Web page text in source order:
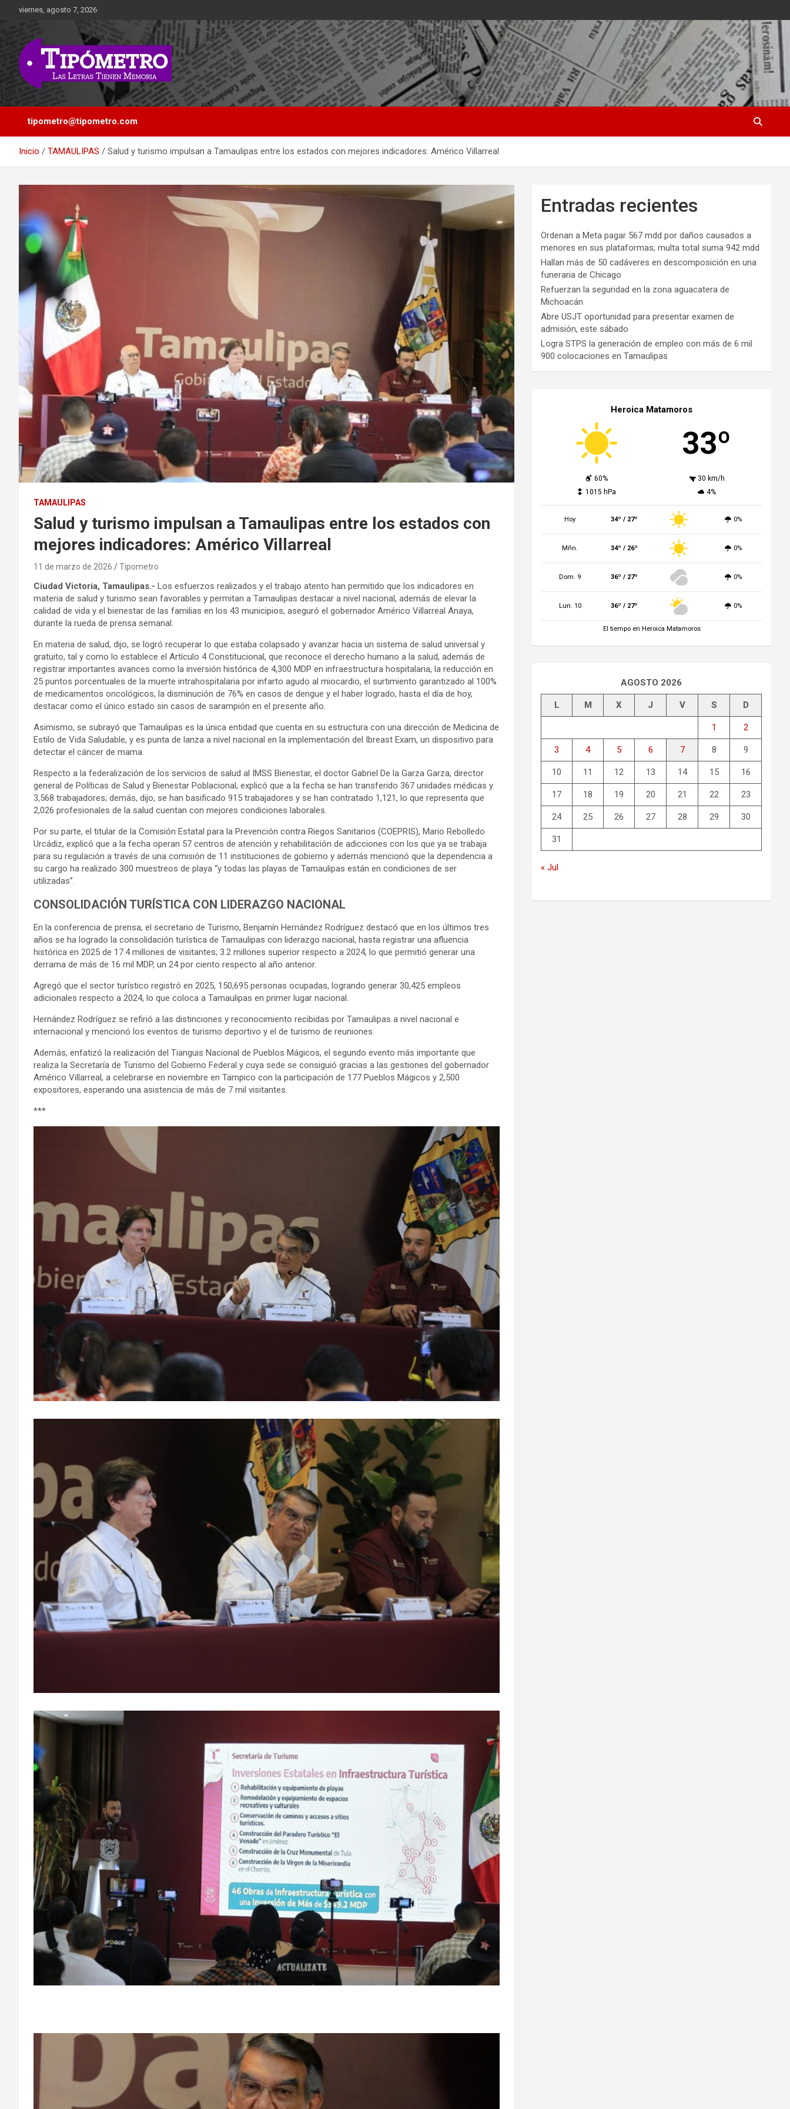
viernes, agosto 7, 2026
Tipometro
Las Letras Tienen Memoria
tipometro@tipometro.com
Inicio TAMAULIPAS Salud y turismo impulsan a Tamaulipas entre los estados con mejores indicadores: Américo Villarreal
TAMAULIPAS
Salud y turismo impulsan a Tamaulipas entre los estados con
mejores indicadores: Américo Villarreal
11 de marzo de 2026 Tipometro
Ciudad Victoria, Tamaulipas.- Los esfuerzos realizados y el trabajo atento han permitido que los indicadores en
materia de salud y turismo sean favorables y permitan a Tamaulipas destacar a nivel nacional, además de elevar la
calidad de vida y el bienestar de las familias en los 43 municipios, aseguró el gobernador Américo Villarreal Anaya,
durante la rueda de prensa semanal.
En materia de salud, dijo, se logró recuperar lo que estaba colapsado y avanzar hacia un sistema de salud universal y
gratuito, tal y como lo establece el Artículo 4 Constitucional, que reconoce el derecho humano a la salud, además de
registrar importantes avances como la inversión histórica de 4,300 MDP en infraestructura hospitalaria, la reducción en
25 puntos porcentuales de la muerte intrahospitalaria por infarto agudo al miocardio, el surtimiento garantizado al 100%
de medicamentos oncológicos, la disminución de 76% en casos de dengue y el haber logrado, hasta el día de hoy,
destacar como el único estado sin casos de sarampión en el presente año.
Asimismo, se subrayó que Tamaulipas es la única entidad que cuenta en su estructura con una dirección de Medicina de
Estilo de Vida Saludable, y es punta de lanza a nivel nacional en la implementación del Ibreast Exam, un dispositivo para
detectar el cáncer de mama.
Respecto a la federalización de los servicios de salud al IMSS Bienestar, el doctor Gabriel De la Garza Garza, director
general de Políticas de Salud y Bienestar Poblacional, explicó que a la fecha se han transferido 367 unidades médicas y
3,568 trabajadores; demás, dijo, se han basificado 915 trabajadores y se han contratado 1,121, lo que representa que
2,026 profesionales de la salud cuentan con mejores condiciones laborales.
Por su parte, el titular de la Comisión Estatal para la Prevención contra Riegos Sanitarios (COEPRIS), Mario Rebolledo
Urcádiz, explicó que a la fecha operan 57 centros de atención y rehabilitación de adicciones con los que ya se trabaja
para su regulación a través de una comisión de 11 instituciones de gobierno y además mencionó que la dependencia a
su cargo ha realizado 300 muestreos de playa “y todas las playas de Tamaulipas están en condiciones de ser
utilizadas”.
CONSOLIDACIÓN TURÍSTICA CON LIDERAZGO NACIONAL
En la conferencia de prensa, el secretario de Turismo, Benjamín Hernández Rodríguez destacó que en los últimos tres
años se ha logrado la consolidación turística de Tamaulipas con liderazgo nacional, hasta registrar una afluencia
histórica en 2025 de 17.4 millones de visitantes; 3.2 millones superior respecto a 2024, lo que permitió generar una
derrama de más de 16 mil MDP, un 24 por ciento respecto al año anterior.
Agregó que el sector turístico registró en 2025, 150,695 personas ocupadas, logrando generar 30,425 empleos
adicionales respecto a 2024, lo que coloca a Tamaulipas en primer lugar nacional.
Hernández Rodríguez se refirió a las distinciones y reconocimiento recibidas por Tamaulipas a nivel nacional e
internacional y mencionó los eventos de turismo deportivo y el de turismo de reuniones.
Además, enfatizó la realización del Tianguis Nacional de Pueblos Mágicos, el segundo evento más importante que
realiza la Secretaría de Turismo del Gobierno Federal y cuya sede se consiguió gracias a las gestiones del gobernador
Américo Villarreal, a celebrarse en noviembre en Tampico con la participación de 177 Pueblos Mágicos y 2,500
expositores, esperando una asistencia de más de 7 mil visitantes.
***
Entradas recientes
Ordenan a Meta pagar 567 mdd por daños causados a
menores en sus plataformas; multa total suma 942 mdd
Hallan más de 50 cadáveres en descomposición en una
funeraria de Chicago
Refuerzan la seguridad en la zona aguacatera de
Michoacán
Abre USJT oportunidad para presentar examen de
admisión, este sábado
Logra STPS la generación de empleo con más de 6 mil
900 colocaciones en Tamaulipas
Heroica Matamoros
33º
60%
30 km/h
1015 hPa
4%
Hoy 34º / 27º 0%
Mñn. 34º / 26º 0%
Dom. 9 36º / 27º 0%
Lun. 10 36º / 27º 0%
El tiempo en Heroica Matamoros
AGOSTO 2026
L M X J V S D
1 2
3 4 5 6 7 8 9
10 11 12 13 14 15 16
17 18 19 20 21 22 23
24 25 26 27 28 29 30
31
« Jul